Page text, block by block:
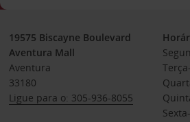
19575 Biscayne Boulevard
Aventura Mall
Aventura
33180
Ligue para o: 305-936-8055